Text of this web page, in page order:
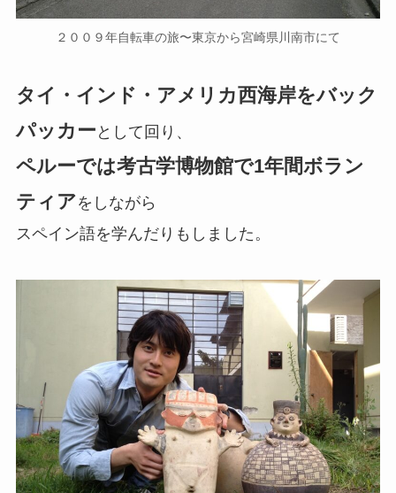
２００９年自転車の旅〜東京から宮崎県川南市にて
タイ・インド・アメリカ西海岸をバック
パッカー として回り、
ペルーでは考古学博物館で1年間ボラン
ティアをしながら
スペイン語を学んだりもしました。